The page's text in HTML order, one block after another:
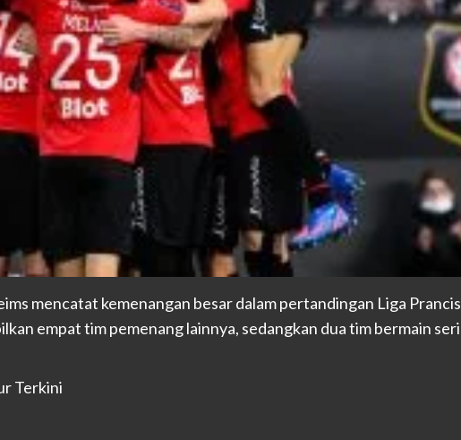
mencatat kemenangan besar dalam pertandingan Liga Prancis
empat tim pemenang lainnya, sedangkan dua tim bermain seri
Terkini